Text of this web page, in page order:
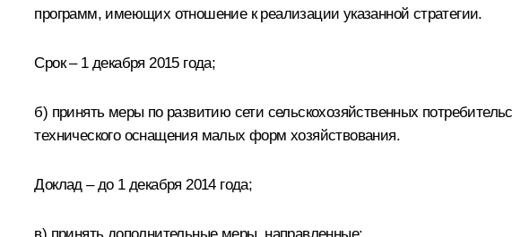
программ, имеющих отношение к реализации указанной стратегии.
Срок – 1 декабря 2015 года;
б) принять меры по развитию сети сельскохозяйственных
технического оснащения малых форм хозяйствования.
Доклад – до 1 декабря 2014 года;
в) принять дополнительные меры, направленные: